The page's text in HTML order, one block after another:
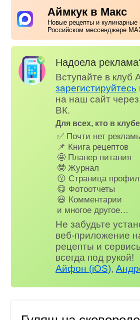
Аймкук в Макс
Новые рецепты и
Российском мессенджере
Надоела
Вступайте в клуб
зарегистируйтесь
на наш сайт
ВК.
Для всех, кто в
✅ Почти нет
📌 Книга рецептов
🤩 Планер питания
🤓 Журнал
😗 Страница
😋 Фотоотчеты
😃 Комментарии
и многое другое…
Не забудьте
веб-приложение
рецепты и
всегда под рукой!
Айфон (iOS),